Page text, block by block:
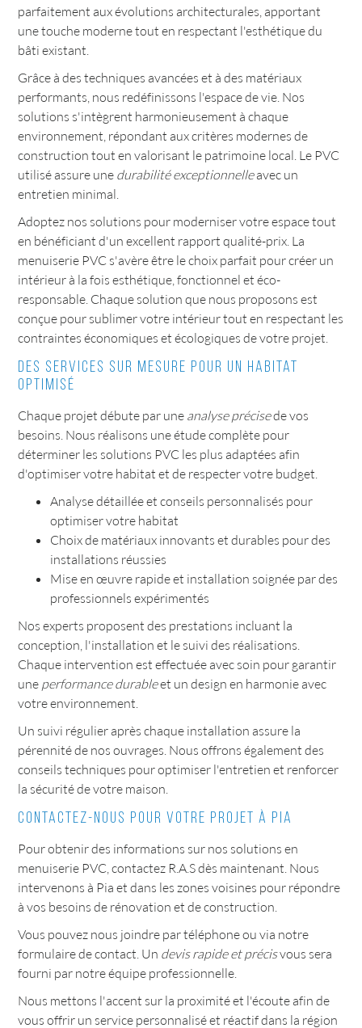
parfaitement aux évolutions architecturales, apportant
une touche moderne tout en respectant l'esthétique du
bâti existant.
Grâce à des techniques avancées et à des matériaux
performants, nous redéfinissons l'espace de vie. Nos
solutions s'intègrent harmonieusement à chaque
environnement, répondant aux critères modernes de
construction tout en valorisant le patrimoine local. Le PVC
utilisé assure une durabilité exceptionnelleavec un
entretien minimal.
Adoptez nos solutions pour moderniser votre espace tout
en bénéficiant d'un excellent rapport qualité-prix. La
menuiserie PVC s'avère être le choix parfait pour créer un
intérieur à la fois esthétique, fonctionnel et éco-
responsable. Chaque solution que nous proposons est
conçue pour sublimer votre intérieur tout en respectant les
contraintes économiques et écologiques de votre projet.
Des services sur mesure pour un habitat
optimisé
Chaque projet débute par une analyse précisede vos
besoins. Nous réalisons une étude complète pour
déterminer les solutions PVC les plus adaptées afin
d'optimiser votre habitat et de respecter votre budget.
Analyse détaillée et conseils personnalisés pour
optimiser votre habitat
Choix de matériaux innovants et durables pour des
installations réussies
Mise en œuvre rapide et installation soignée par des
professionnels expérimentés
Nos experts proposent des prestations incluant la
conception, l'installation et le suivi des réalisations.
Chaque intervention est effectuée avec soin pour garantir
une performance durableet un design en harmonie avec
votre environnement.
Un suivi régulier après chaque installation assure la
pérennité de nos ouvrages. Nous offrons également des
conseils techniques pour optimiser l'entretien et renforcer
la sécurité de votre maison.
Contactez-nous pour votre projet à Pia
Pour obtenir des informations sur nos solutions en
menuiserie PVC, contactez R.A.S dès maintenant. Nous
intervenons à Pia et dans les zones voisines pour répondre
à vos besoins de rénovation et de construction.
Vous pouvez nous joindre par téléphone ou via notre
formulaire de contact. Un devis rapide et précisvous sera
fourni par notre équipe professionnelle.
Nous mettons l'accent sur la proximité et l'écoute afin de
vous offrir un service personnalisé et réactif dans la région